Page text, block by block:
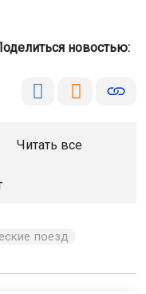
новостью:
Читать все
поезд